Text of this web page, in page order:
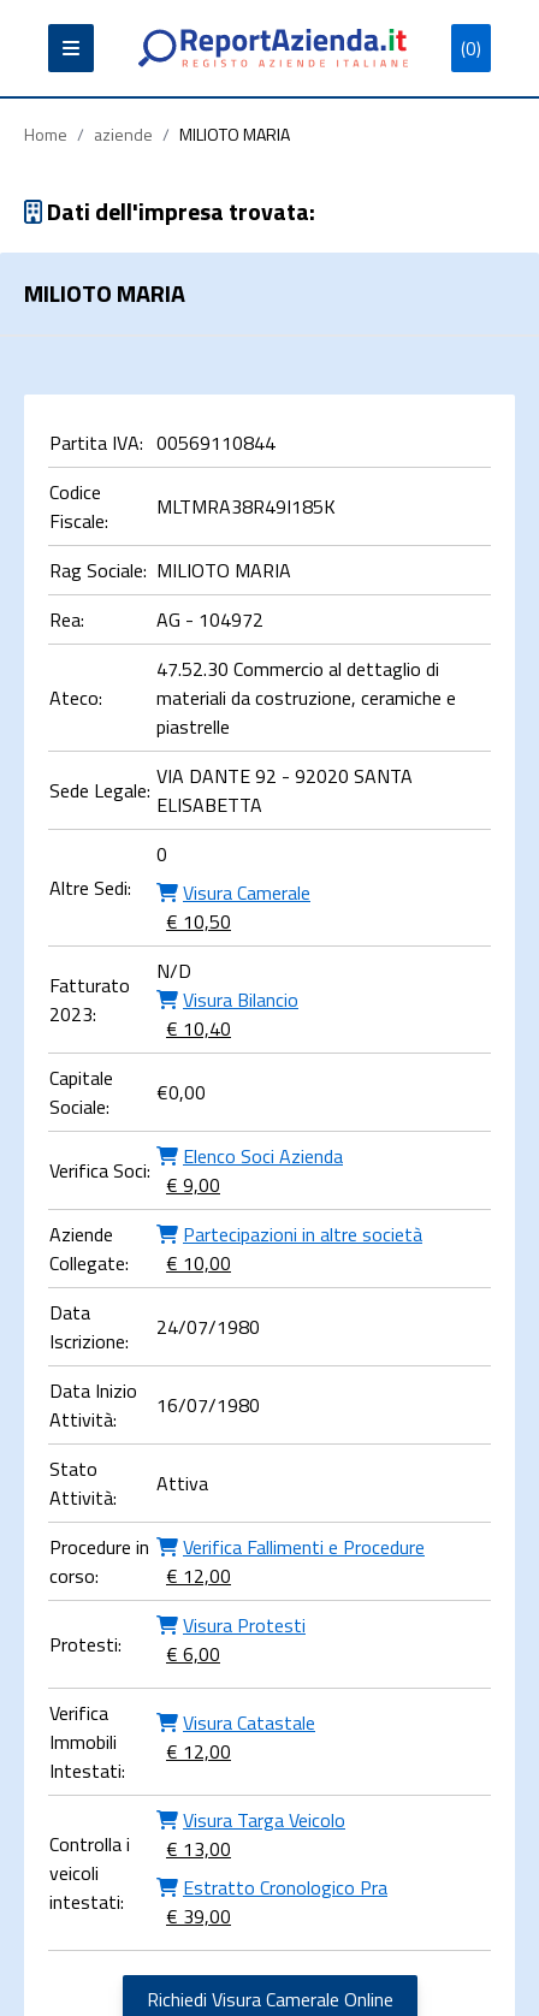
(0)
Partita
Iva
Codice
Fiscale
Ragione
Sociale
Cerca
Home / aziende / MILIOTO MARIA
Dati dell'impresa trovata:
MILIOTO MARIA
Partita IVA: 00569110844
Codice
Fiscale:
MLTMRA38R49I185K
Rag Sociale: MILIOTO MARIA
Rea:
AG - 104972
Ateco:
47.52.30 Commercio al dettaglio di
materiali da costruzione, ceramiche e
piastrelle
Sede Legale: VIA DANTE 92 - 92020 SANTA
ELISABETTA
Altre Sedi:
0
Visura Camerale
€ 10,50
Fatturato
2023:
N/D
Visura Bilancio
€ 10,40
Capitale
Sociale:
€0,00
Verifica Soci:
Elenco Soci Azienda
€ 9,00
Aziende
Collegate:
Partecipazioni in altre società
€ 10,00
Data
Iscrizione:
24/07/1980
Data Inizio
Attività:
16/07/1980
Stato
Attività:
Attiva
Procedure in
corso:
Verifica Fallimenti e Procedure
€ 12,00
Protesti:
Visura Protesti
€ 6,00
Verifica
Immobili
Intestati:
Visura Catastale
€ 12,00
Controlla i
veicoli
intestati:
Visura Targa Veicolo
€ 13,00
Estratto Cronologico Pra
€ 39,00
Richiedi Visura Camerale Online